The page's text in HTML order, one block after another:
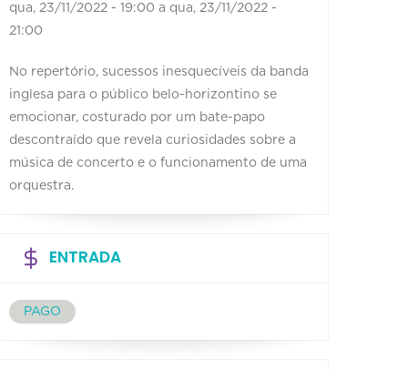
qua, 23/11/2022 - 19:00 a qua, 23/11/2022 -
21:00
No repertório, sucessos inesquecíveis da banda
inglesa para o público belo-horizontino se
emocionar, costurado por um bate-papo
descontraído que revela curiosidades sobre a
música de concerto e o funcionamento de uma
orquestra.
ENTRADA
PAGO